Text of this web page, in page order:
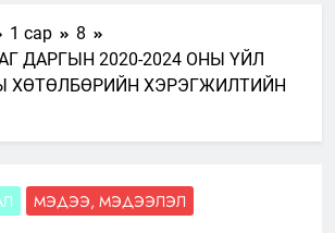
1 сар
8
ДАРГЫН 2020-2024 ОНЫ ҮЙЛ
ХӨТӨЛБӨРИЙН ХЭРЭГЖИЛТИЙН
МЭДЭЭ, МЭДЭЭЛЭЛ